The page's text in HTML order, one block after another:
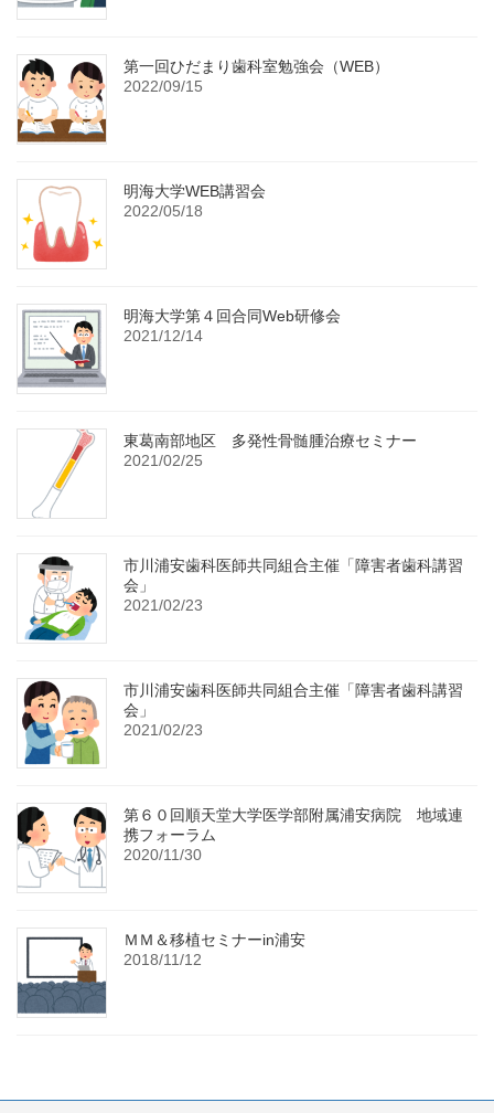
第一回ひだまり歯科室勉強会（WEB）
2022/09/15
明海大学WEB講習会
2022/05/18
明海大学第４回合同Web研修会
2021/12/14
東葛南部地区 多発性骨髄腫治療セミナー
2021/02/25
市川浦安歯科医師共同組合主催「障害者歯科講習
会」
2021/02/23
市川浦安歯科医師共同組合主催「障害者歯科講習
会」
2021/02/23
第６０回順天堂大学医学部附属浦安病院 地域連
携フォーラム
2020/11/30
ＭＭ＆移植セミナーin浦安
2018/11/12